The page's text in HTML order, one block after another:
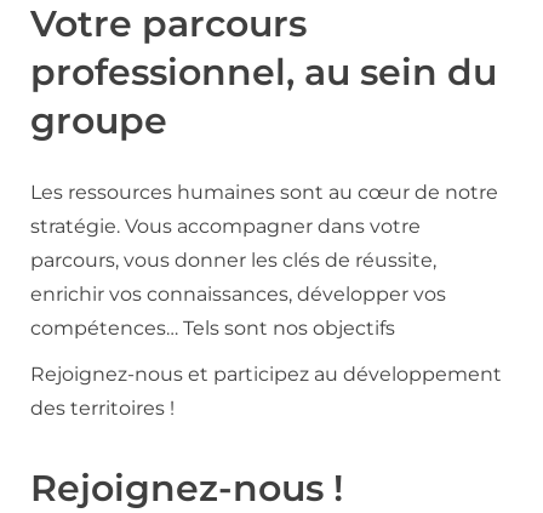
Votre parcours
professionnel, au sein du
groupe
Les ressources humaines sont au cœur de notre
stratégie. Vous accompagner dans votre
parcours, vous donner les clés de réussite,
enrichir vos connaissances, développer vos
compétences… Tels sont nos objectifs
Rejoignez-nous et participez au développement
des territoires !
Rejoignez-nous !